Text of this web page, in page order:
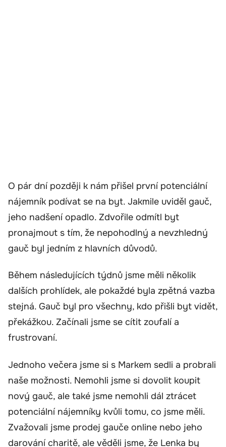
O pár dní později k nám přišel první potenciální
nájemník podívat se na byt. Jakmile uviděl gauč,
jeho nadšení opadlo. Zdvořile odmítl byt
pronajmout s tím, že nepohodlný a nevzhledný
gauč byl jedním z hlavních důvodů.
Během následujících týdnů jsme měli několik
dalších prohlídek, ale pokaždé byla zpětná vazba
stejná. Gauč byl pro všechny, kdo přišli byt vidět,
překážkou. Začínali jsme se cítit zoufalí a
frustrovaní.
Jednoho večera jsme si s Markem sedli a probrali
naše možnosti. Nemohli jsme si dovolit koupit
nový gauč, ale také jsme nemohli dál ztrácet
potenciální nájemníky kvůli tomu, co jsme měli.
Zvažovali jsme prodej gauče online nebo jeho
darování charitě, ale věděli jsme, že Lenka by